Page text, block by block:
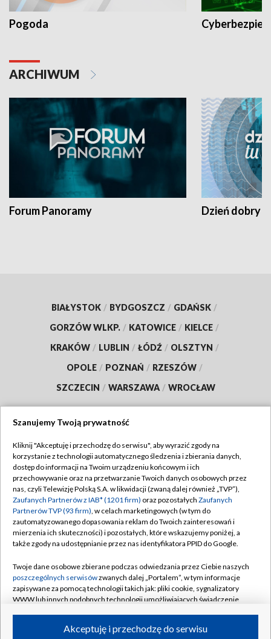
Pogoda
ARCHIWUM
Forum Panoramy Dzień dobry
BIAŁYSTOK / BYDGOSZCZ / GDAŃSK /
GORZÓW WLKP. / KATOWICE / KIELCE /
KRAKÓW / LUBLIN / ŁÓDŹ / OLSZTYN /
OPOLE / POZNAŃ / RZESZÓW /
SZCZECIN / WARSZAWA / WROCŁAW
Dołącz do nas:
TVP
Abonament TVP
Emisja w TVP
Centrum informacji TVP
Naziemna Telewizja Cyfrowa
Sklep TVP
Rada Programowa
Informacje o nadawcy
Regulamin TVP
Polityka prywatności
Moje zgody
Biuro reklamy
Kontakt
Kanały
Szanujemy Twoją prywatność
Kliknij "Akceptuję i przechodzę do serwisu", aby wyrazić zgody na
korzystanie z technologii automatycznego śledzenia i zbierania danych,
dostęp do informacji na Twoim urządzeniu końcowym i ich
przechowywanie oraz na przetwarzanie Twoich danych osobowych przez
nas, czyli Telewizję Polską S.A. w likwidacji (zwaną dalej również „TVP”),
Zaufanych Partnerów z IAB* (1201 firm) oraz pozostałych Zaufanych
Partnerów TVP (93 firm), w celach marketingowych (w tym do
zautomatyzowanego dopasowania reklam do Twoich zainteresowań i
mierzenia ich skuteczności) i pozostałych, które wskazujemy poniżej, a
także zgody na udostępnianie przez nas identyfikatora PPID do Google.
Twoje dane osobowe zbierane podczas odwiedzania przez Ciebie naszych
poszczególnych serwisówzwanych dalej „Portalem”, w tym informacje
zapisywane za pomocą technologii takich jak: pliki cookie, sygnalizatory
WWW lub innych podobnych technologii umożliwiających świadczenie
ruchu w Internecie.Akceptuję i przechodzę do serwisu